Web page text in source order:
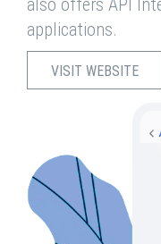
also offers API
applications.
VISIT WEBSITE